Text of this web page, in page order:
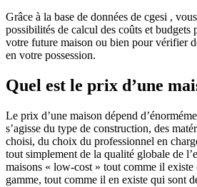
Grâce à la base de données de cgesi ,
possibilités de calcul des coûts et budgets
votre future maison ou bien pour vérifier
en votre possession.
Quel est le prix d’une
Le prix d’une maison dépend
s’agisse du type de construction, des
choisi, du choix du professionnel en
tout simplement de la qualité globale de
maisons « low-cost » tout comme il existe
gamme, tout comme il en existe qui sont